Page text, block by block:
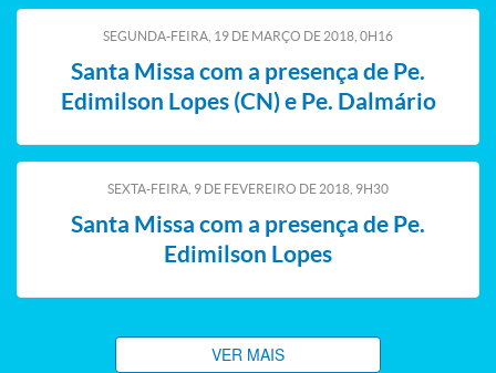
SEGUNDA-FEIRA, 19 DE MARÇO DE 2018, 0H16
Santa Missa com a presença de Pe.
Edimilson Lopes (CN) e Pe. Dalmário
SEXTA-FEIRA, 9 DE FEVEREIRO DE 2018, 9H30
Santa Missa com a presença de Pe.
Edimilson Lopes
VER MAIS